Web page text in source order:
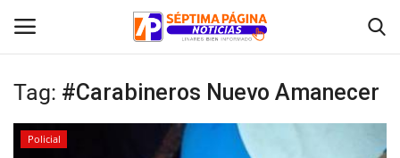
Inicio
Tag: #Carabineros Nuevo Amanecer
Policial